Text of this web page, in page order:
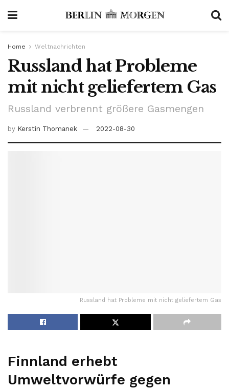
Home Weltnachrichten
Russland hat Probleme
mit nicht geliefertem Gas
Russland verbrennt größere Gasmengen
by Kerstin Thomanek 2022-08-30
Russland hat Probleme mit nicht geliefertem Gas
Finnland erhebt
Umweltvorwürfe gegen